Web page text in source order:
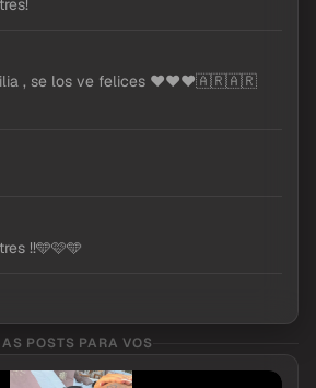
, se los ve felices ❤️❤️❤️🇦🇷🇦🇷
!!🩵🩷🩵
POSTS PARA VOS